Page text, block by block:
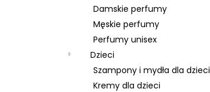
Damskie perfumy
Męskie perfumy
Perfumy unisex
Dzieci
Szampony i mydła dla dzieci
Kremy dla dzieci